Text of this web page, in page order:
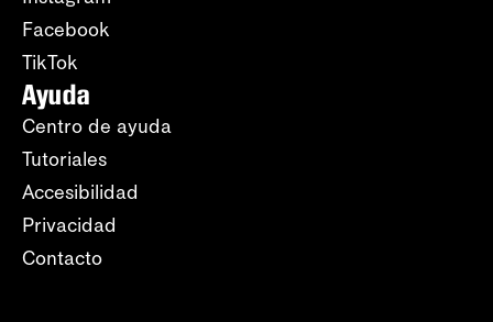
Facebook
TikTok
Ayuda
Centro de ayuda
Tutoriales
Accesibilidad
Privacidad
Contacto